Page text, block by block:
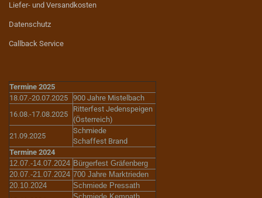
Liefer- und Versandkosten
Datenschutz
Callback Service
Termine 2025
18.07.-20.07.2025 900 Jahre Mistelbach
16.08.-17.08.2025
Ritterfest Jedenspeigen
(Österreich)
21.09.2025
Schmiede
Schaffest Brand
Termine 2024
12.07.-14.07.2024 Bürgerfest Gräfenberg
20.07.-21.07.2024 700 Jahre Marktrieden
20.10.2024
Schmiede Pressath